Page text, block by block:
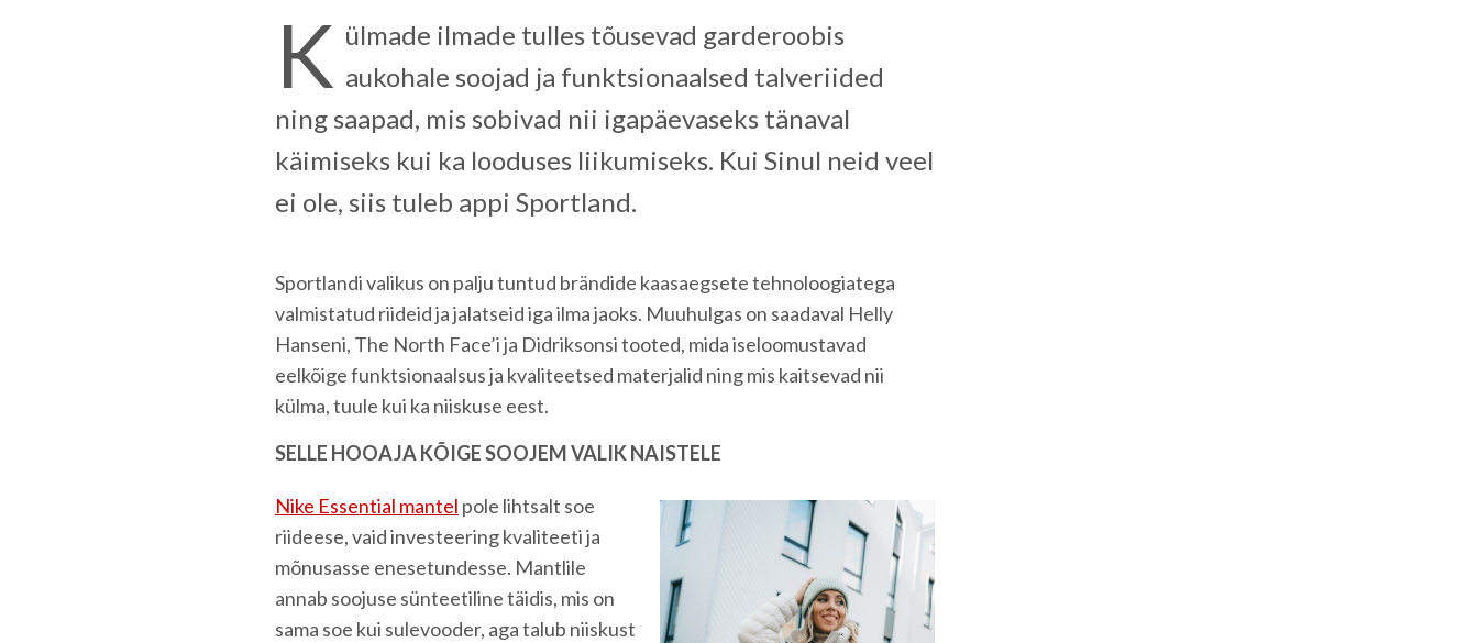
K ülmade ilmade tulles tõusevad garderoobis
aukohale soojad ja funktsionaalsed talveriided
ning saapad, mis sobivad nii igapäevaseks tänaval
käimiseks kui ka looduses liikumiseks. Kui Sinul neid veel
ei ole, siis tuleb appi Sportland.
Sportlandi valikus on palju tuntud brändide kaasaegsete tehnoloogiatega
valmistatud riideid ja jalatseid iga ilma jaoks. Muuhulgas on saadaval Helly
Hanseni, The North Face’i ja Didriksonsi tooted, mida iseloomustavad
eelkõige funktsionaalsus ja kvaliteetsed materjalid ning mis kaitsevad nii
külma, tuule kui ka niiskuse eest.
SELLE HOOAJA KÕIGE SOOJEM VALIK NAISTELE
Nike Essential mantel pole lihtsalt soe
riideese, vaid investeering kvaliteeti ja
mõnusasse enesetundesse. Mantlile
annab soojuse sünteetiline täidis, mis on
sama soe kui sulevooder, aga talub niiskust